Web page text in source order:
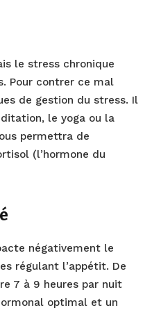
le stress chronique
Pour contrer ce mal
de gestion du stress. Il
le yoga ou la
permettra de
(l’hormone du
négativement le
régulant l’appétit. De
7 à 9 heures par nuit
optimal et un